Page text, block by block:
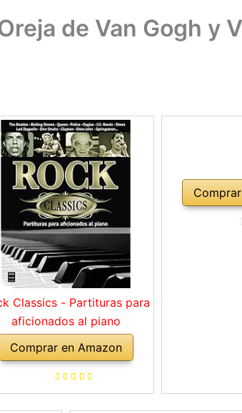
de Van Gogh y
Classics - Partituras para
aficionados al piano
Comprar en Amazon